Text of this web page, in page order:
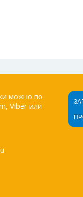
можно по
Viber или